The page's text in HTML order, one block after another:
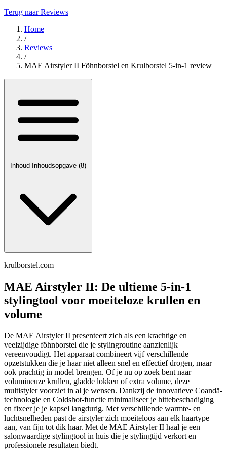
Terug naar Reviews
Home
/
Reviews
/
MAE Airstyler II Föhnborstel en Krulborstel 5-in-1 review
Inhoud Inhoudsopgave (8)
krulborstel.com
MAE Airstyler II: De ultieme 5-in-1
stylingtool voor moeiteloze krullen en
volume
De MAE Airstyler II presenteert zich als een krachtige en
veelzijdige föhnborstel die je stylingroutine aanzienlijk
vereenvoudigt. Het apparaat combineert vijf verschillende
opzetstukken die je haar niet alleen snel en effectief drogen, maar
ook prachtig in model brengen. Of je nu op zoek bent naar
volumineuze krullen, gladde lokken of extra volume, deze
multistyler voorziet in al je wensen. Dankzij de innovatieve Coandă-
technologie en Coldshot-functie minimaliseer je hittebeschadiging
en fixeer je je kapsel langdurig. Met verschillende warmte- en
luchtsnelheden past de airstyler zich moeiteloos aan elk haartype
aan, van fijn tot dik haar. Met de MAE Airstyler II haal je een
salonwaardige stylingtool in huis die je stylingtijd verkort en
professionele resultaten biedt.